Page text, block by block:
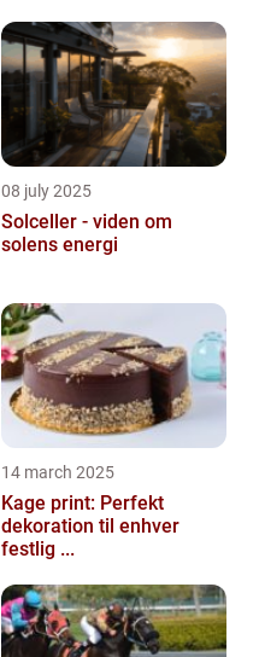
08 july 2025
Solceller - viden om
solens energi
14 march 2025
Kage print: Perfekt
dekoration til enhver
festlig ...